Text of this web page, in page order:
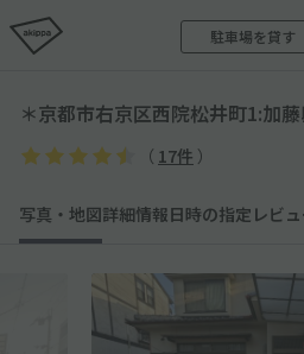
駐車場を貸す
＊京都市右京区西院松井町1:加
（ 17件 ）
写真・地図詳細情報日時の指定 レビ